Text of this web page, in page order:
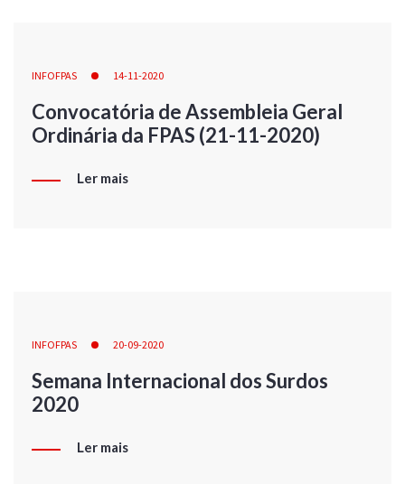
INFOFPAS 14-11-2020
Convocatória de Assembleia Geral
Ordinária da FPAS (21-11-2020)
Ler mais
INFOFPAS 20-09-2020
Semana Internacional dos Surdos
2020
Ler mais